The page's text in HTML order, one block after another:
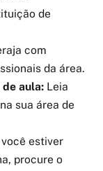
de
com
da área.
aula: Leia
sua área de
você estiver
procure o